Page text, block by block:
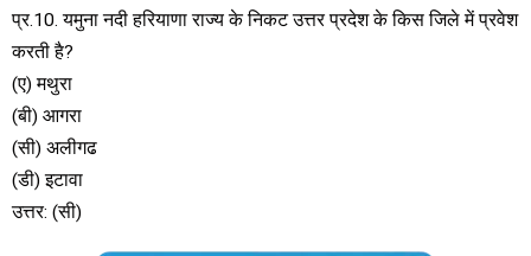
प्र.10. यमुना नदी हरियाणा राज्य के निकट उत्तर प्रदेश के किस जिले में प्रवेश
करती है?
(ए) मथुरा
(बी) आगरा
(सी) अलीगढ
(डी) इटावा
उत्तर: (सी)